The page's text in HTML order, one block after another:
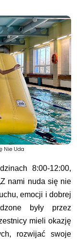
Nie Uda
8:00-12:00,
nami nuda się nie
emocji i dobrej
były przez
mieli okazję
rozwijać swoje